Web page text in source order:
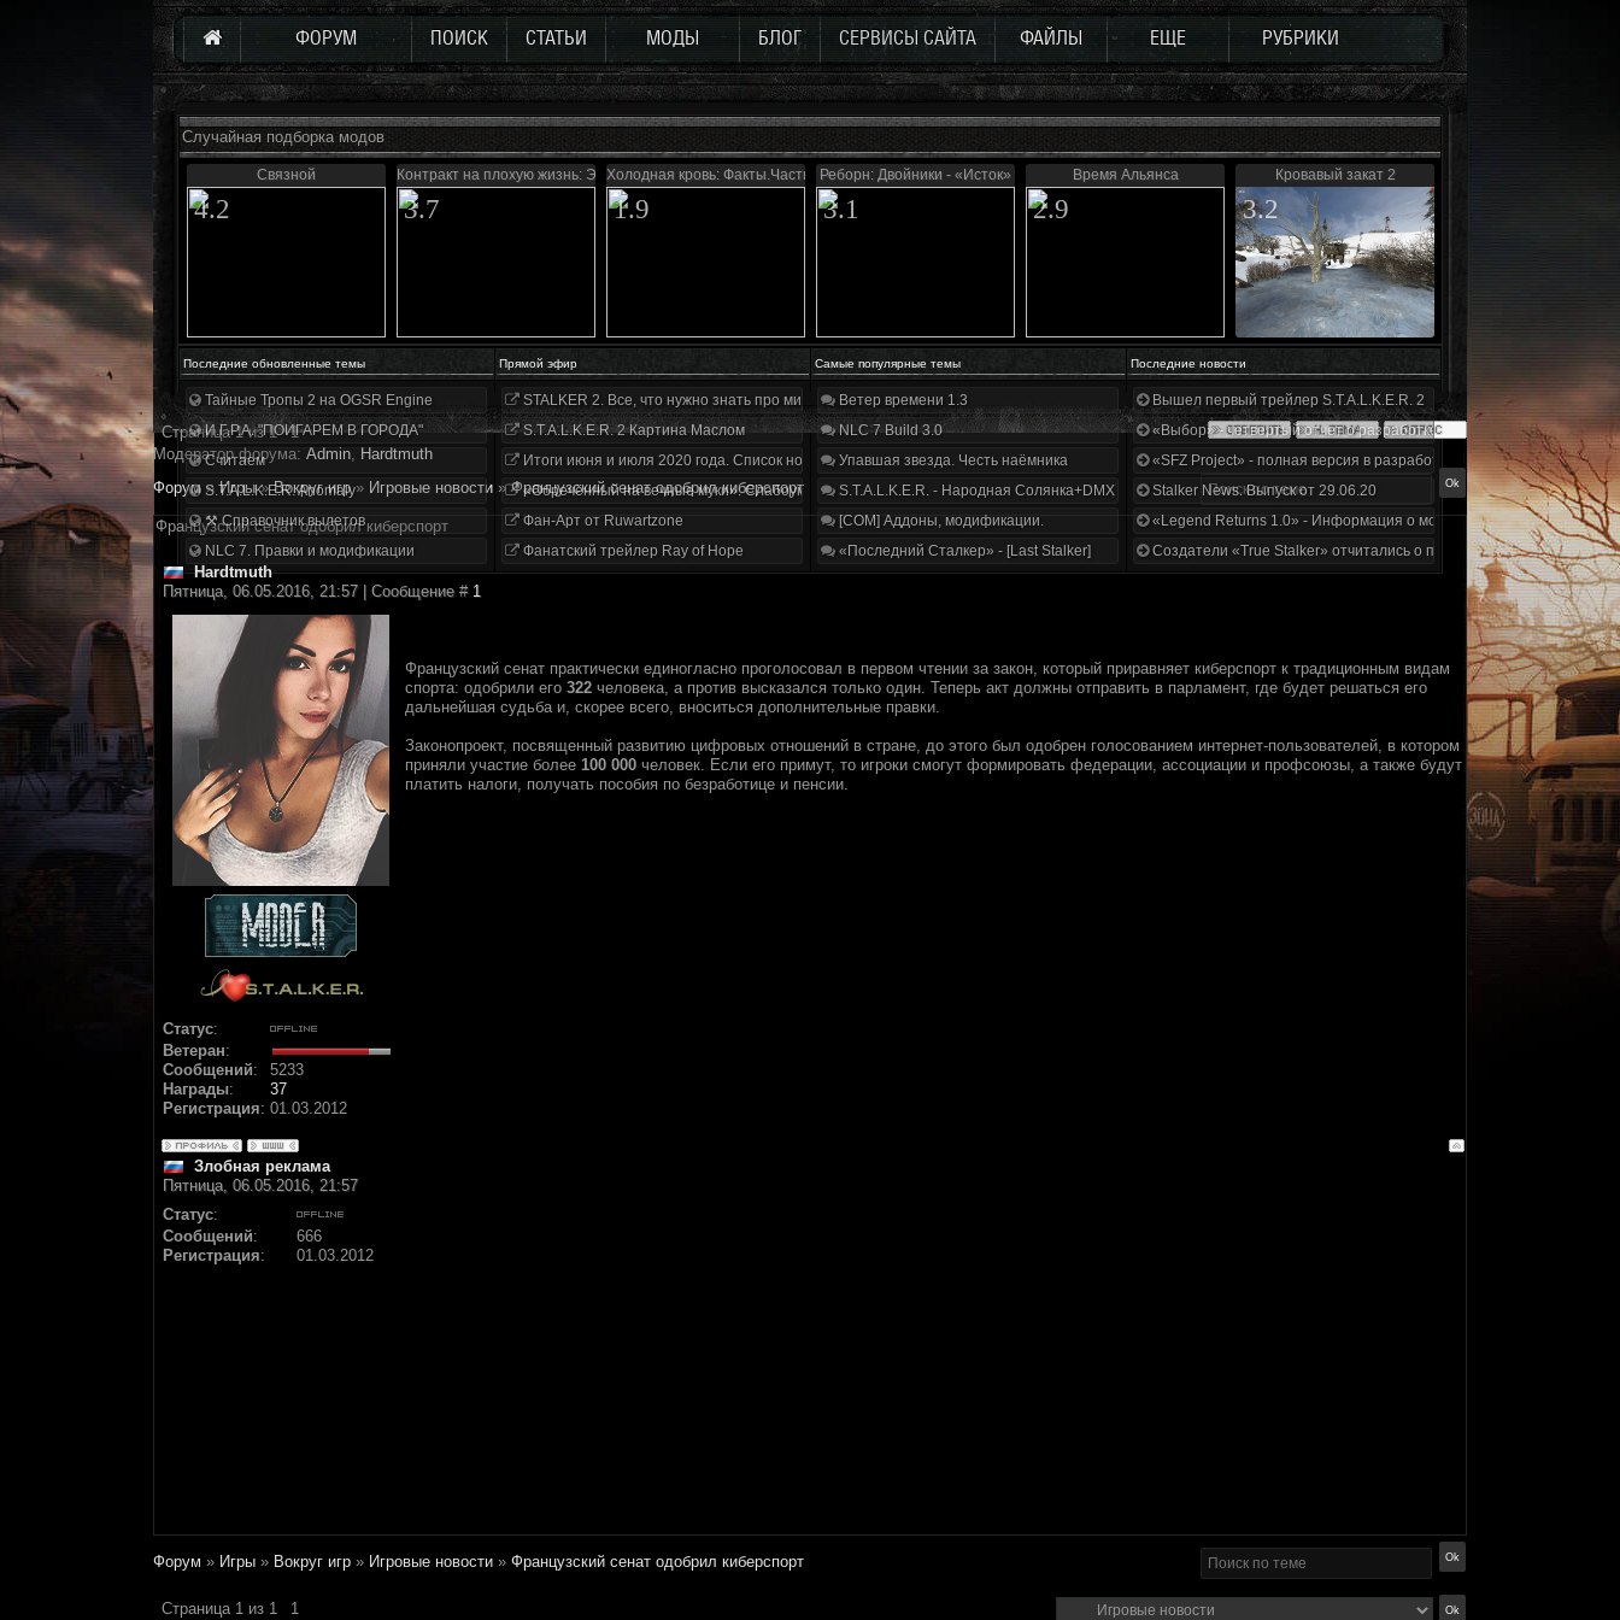
ФОРУМ ПОИСК СТАТЬИ МОДЫ БЛОГ СЕРВИСЫ САЙТА ФАЙЛЫ ЕЩЕ РУБРИКИ
Случайная подборка модов
Связной
4.2
Контракт на плохую жизнь: Эффект бабочки
3.7
Холодная кровь: Факты.Часть первая
1.9
Реборн: Двойники - «Исток»
3.1
Время Альянса
2.9
Кровавый закат 2
3.2
Последние обновленные темы Прямой эфир Самые популярные темы Последние новости
Тайные Тропы 2 на OGSR Engine
И.Г.Р.А. "ПОИГАРЕМ В ГОРОДА"
Считаем
S.T.A.L.K.E.R. Anomaly
⚒ Справочник вылетов
NLC 7. Правки и модификации
STALKER 2. Все, что нужно знать про мир, геймплей и сюжет | Разбор трейлера
S.T.A.L.K.E.R. 2 Картина Маслом
Итоги июня и июля 2020 года. Список нововведений
«Обречённый на вечные муки». Слабоумие и отвага
Фан-Арт от Ruwartzone
Фанатский трейлер Ray of Hope
Ветер времени 1.3
NLC 7 Build 3.0
Упавшая звезда. Честь наёмника
S.T.A.L.K.E.R. - Народная Солянка+DMX 1.3.5.ООП.МА.К.
[COM] Аддоны, модификации.
«Последний Сталкер» - [Last Stalker]
Вышел первый трейлер S.T.A.L.K.E.R. 2
«Выбор» - четвертый отчет о разработке!
«SFZ Project» - полная версия в разработке!
Stalker News. Выпуск от 29.06.20
«Legend Returns 1.0» - Информация о моде за июнь 2020
Создатели «True Stalker» отчитались о проделанной работе
Страница1из1
1
Модератор форума: Аdmin, Hardtmuth
Форум » Игры » Вокруг игр » Игровые новости » Французский сенат одобрил киберспорт
Французский сенат одобрил киберспорт
Hardtmuth
Пятница, 06.05.2016, 21:57 | Сообщение # 1
Статус:
Ветеран:
Сообщений:
5233
Награды:
37
Регистрация: 01.03.2012
Французский сенат практически единогласно проголосовал в первом чтении за закон, который приравняет киберспорт к традиционным видам
спорта: одобрили его 322 человека, а против высказался только один. Теперь акт должны отправить в парламент, где будет решаться его
дальнейшая судьба и, скорее всего, вноситься дополнительные правки.
Законопроект, посвященный развитию цифровых отношений в стране, до этого был одобрен голосованием интернет-пользователей, в котором
приняли участие более 100 000 человек. Если его примут, то игроки смогут формировать федерации, ассоциации и профсоюзы, а также будут
платить налоги, получать пособия по безработице и пенсии.
Злобная реклама
Пятница, 06.05.2016, 21:57
Статус:
Сообщений:
666
Регистрация: 01.03.2012
Форум » Игры » Вокруг игр » Игровые новости » Французский сенат одобрил киберспорт
Страница 1 из 1 1